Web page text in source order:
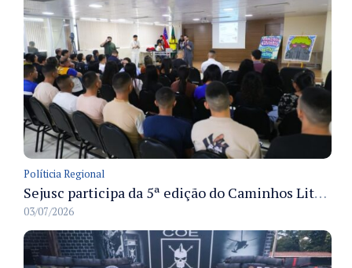
Políticia Regional
Sejusc participa da 5ª edição do Caminhos Literários com foco na cultura hip-hop nas unidades socioeducativas
03/07/2026